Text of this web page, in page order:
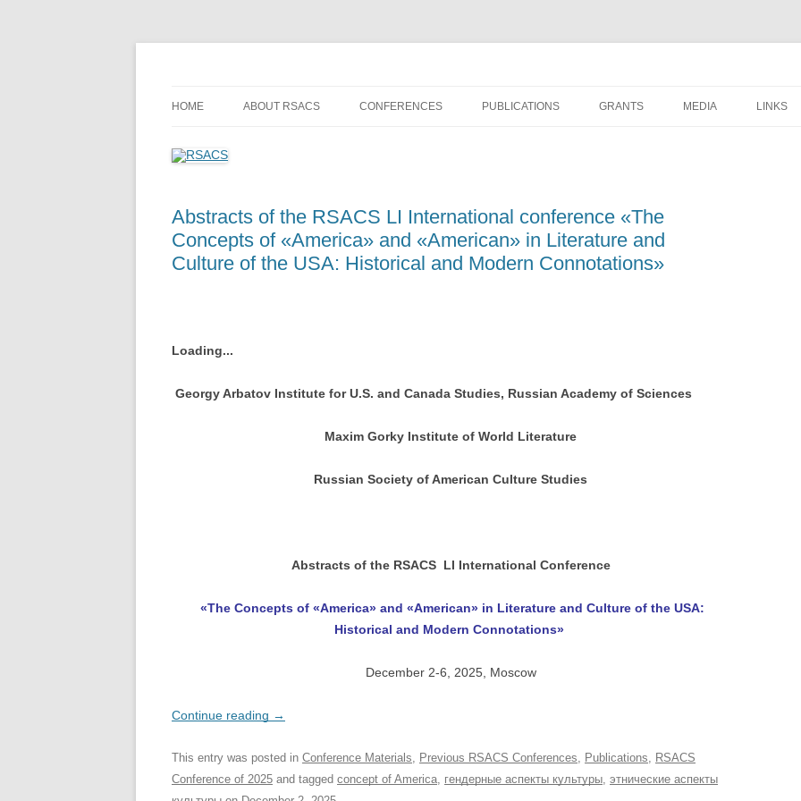
HOME ABOUT RSACS CONFERENCES
RSACS CONFERENCE OF 2024
RSACS CONFERENCE OF 2023
201X
PUBLICATIONS
PRESENTATIONS
GRANTS MEDIA LINKS
Abstracts of the RSACS LI International conference «The
Concepts of «America» and «American» in Literature and
Culture of the USA: Historical and Modern Connotations»
Loading...
Georgy Arbatov Institute for U.S. and Canada Studies, Russian Academy of Sciences
Maxim Gorky Institute of World Literature
Russian Society of American Culture Studies
Abstracts of the RSACS LI International Conference
«The Concepts of «America» and «American» in Literature and Culture of the USA:
Historical and Modern Connotations»
December 2-6, 2025, Moscow
Continue reading →
This entry was posted in Conference Materials, Previous RSACS Conferences, Publications, RSACS
Conference of 2025 and tagged concept of America, гендерные аспекты культуры, этнические аспекты